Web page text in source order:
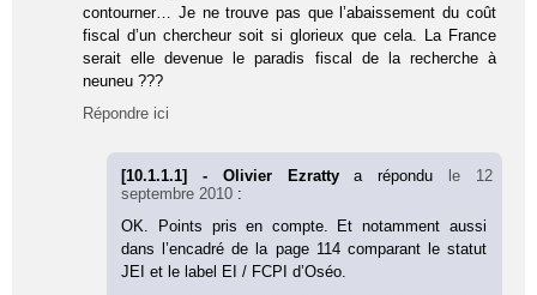
contourner… Je ne trouve pas que l’abaissement du coût
fiscal d’un chercheur soit si glorieux que cela. La France
serait elle devenue le paradis fiscal de la recherche à
neuneu ???
Répondre ici
[10.1.1.1] - Olivier Ezrattya répondu le 12
septembre 2010 :
OK. Points pris en compte. Et notamment aussi
dans l’encadré de la page 114 comparant le statut
JEI et le label EI / FCPI d’Oséo.